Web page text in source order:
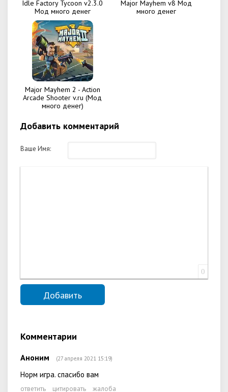
Idle Factory Tycoon v2.3.0
Мод много денег
Major Mayhem v8 Мод
много денег
Major Mayhem 2 - Action
Arcade Shooter v.ru (Мод
много денег)
Добавить комментарий
Ваше Имя:
0
Комментарии
Аноним (27 апреля 2021 15:19)
Норм игра. спасибо вам
ответить цитировать жалоба